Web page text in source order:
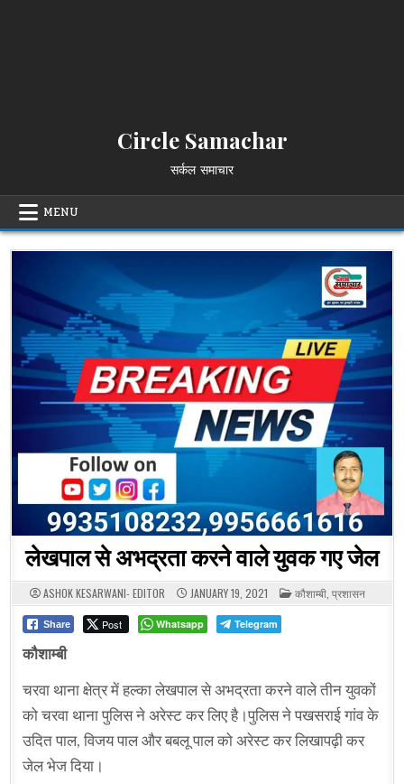
Circle Samachar
सर्कल समाचार
MENU
लेखपाल से अभद्रता करने वाले युवक गए जेल
ASHOK KESARWANI- EDITOR JANUARY 19, 2021 POSTED
IN
कौशाम्बी प्रशासन
Share Post Whatsapp Telegram
कौशाम्बी
चरवा थाना क्षेत्र में हल्का लेखपाल से अभद्रता करने वाले तीन युवकों
को चरवा थाना पुलिस ने अरेस्ट कर लिए है।पुलिस ने पखसराई गांव के
उदित पाल, विजय पाल और बबलू पाल को अरेस्ट कर लिखापढ़ी कर
जेल भेज दिया।